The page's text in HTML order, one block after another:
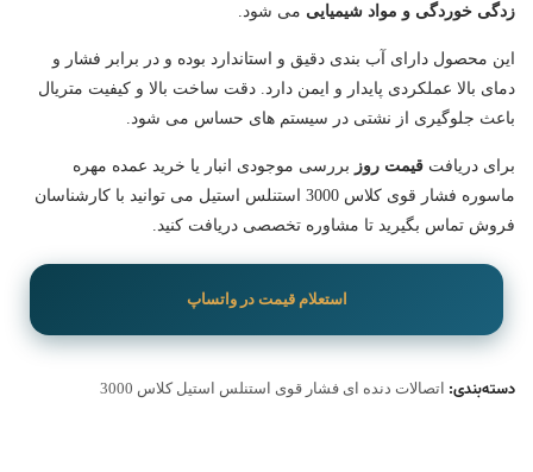
زدگی خوردگی و مواد شیمیایی می شود.
این محصول دارای آب بندی دقیق و استاندارد بوده و در برابر فشار و
دمای بالا عملکردی پایدار و ایمن دارد. دقت ساخت بالا و کیفیت متریال
باعث جلوگیری از نشتی در سیستم های حساس می شود.
برای دریافت قیمت روز بررسی موجودی انبار یا خرید عمده مهره
ماسوره فشار قوی کلاس 3000 استنلس استیل می توانید با کارشناسان
فروش تماس بگیرید تا مشاوره تخصصی دریافت کنید.
استعلام قیمت در واتساپ
دسته‌بندی: اتصالات دنده ای فشار قوی استنلس استیل کلاس 3000